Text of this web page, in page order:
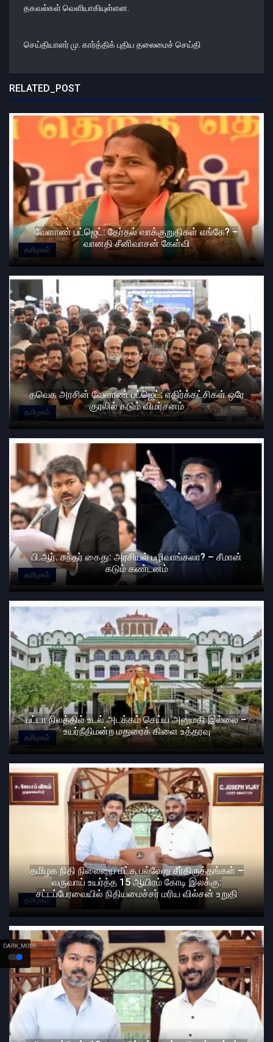
DARK_MODE
தகவல்கள் வெளியாகியுள்ளன.
செய்தியாளர் மு. கார்த்திக் புதிய தலைமைச் செய்தி
RELATED_POST
தமிழகம்
வேளாண் பட்ஜெட்: தேர்தல் வாக்குறுதிகள் எங்கே? –
வானதி சீனிவாசன் கேள்வி
தமிழகம்
தவெக அரசின் வேளாண் பட்ஜெட்: எதிர்க்கட்சிகள் ஒரே
குரலில் கடும் விமர்சனம்
தமிழகம்
பி.ஆர். சுந்தர் கைது: அரசியல் பழிவாங்கலா? – சீமான்
கடும் கண்டனம்
தமிழகம்
பட்டா நிலத்தில் உடல் அடக்கம் செய்ய அனுமதி இல்லை –
உயர்நீதிமன்ற மதுரைக் கிளை உத்தரவு
தமிழகம்
தமிழக நிதி நிலையை மீட்க பல்வேறு சீர்திருத்தங்கள் –
வருவாய் உயர்த்த 15 ஆயிரம் கோடி இலக்கு:
சட்டப்பேரவையில் நிதியமைச்சர் மரிய வில்சன் உறுதி